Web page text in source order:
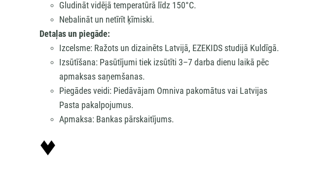
Gludināt vidējā temperatūrā līdz 150°C.
Nebalināt un netīrīt ķīmiski.
Detaļas un piegāde:
Izcelsme: Ražots un dizainēts Latvijā, EZEKIDS studijā Kuldīgā.
Izsūtīšana: Pasūtījumi tiek izsūtīti 3–7 darba dienu laikā pēc
apmaksas saņemšanas.
Piegādes veidi: Piedāvājam Omniva pakomātus vai Latvijas
Pasta pakalpojumus.
Apmaksa: Bankas pārskaitījums.